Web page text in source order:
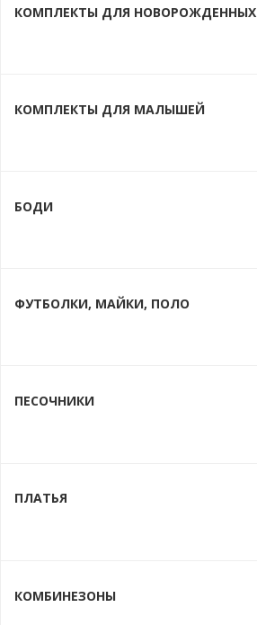
КОМПЛЕКТЫ ДЛЯ НОВОРОЖДЕННЫХ
КОМПЛЕКТЫ ДЛЯ МАЛЫШЕЙ
БОДИ
ФУТБОЛКИ, МАЙКИ, ПОЛО
ПЕСОЧНИКИ
ПЛАТЬЯ
КОМБИНЕЗОНЫ